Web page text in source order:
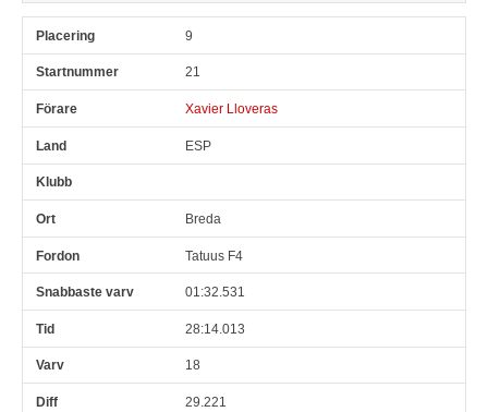
9
21
Xavier Lloveras
ESP
Breda
Tatuus F4
01:32.531
28:14.013
18
29.221